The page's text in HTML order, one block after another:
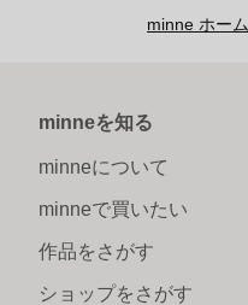
minne ホーム
minneを知る
minneについて
minneで買いたい
作品をさがす
ショップをさがす